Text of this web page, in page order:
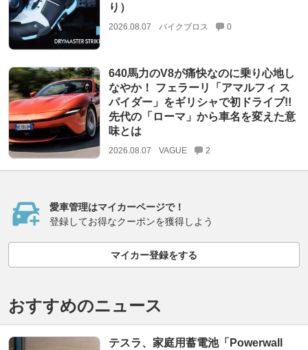
り）
2026.08.07 バイクブロス 0
640馬力のV8が痛快なのに乗り心地し
なやか！ フェラーリ「アマルフィ ス
パイダー」をギリシャで初ドライブ!!
先代の「ローマ」から車名を変えた意
味とは
2026.08.07 VAGUE 2
愛車管理はマイカーページで！
登録してお得なクーポンを獲得しよう
マイカー登録をする
おすすめのニュース
テスラ、家庭用蓄電池「Powerwall